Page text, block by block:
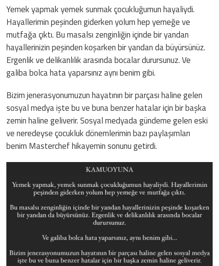
Yemek yapmak yemek sunmak çocukluğumun hayaliydi.
Hayallerimin peşinden giderken yolum hep yemeğe ve
mutfağa çıktı. Bu masalsı zenginliğin içinde bir yandan
hayallerinizin peşinden koşarken bir yandan da büyürsünüz.
Ergenlik ve delikanlılık arasında bocalar durursunuz. Ve
galiba bolca hata yaparsınız aynı benim gibi.
Bizim jenerasyonumuzun hayatının bir parçası haline gelen
sosyal medya işte bu ve buna benzer hatalar için bir başka
zemin haline geliverir. Sosyal medyada gündeme gelen eski
ve neredeyse çocukluk dönemlerimin bazı paylaşımları
benim Masterchef hikayemin sonunu getirdi.